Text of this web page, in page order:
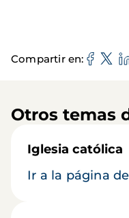
Compartir en
Otros temas
Iglesia católica
Ir a la página